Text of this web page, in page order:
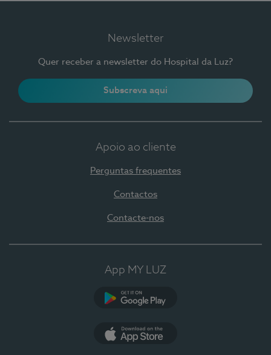
Newsletter
Quer receber a newsletter do Hospital da Luz?
Subscreva aqui
Apoio ao cliente
Perguntas frequentes
Contactos
Contacte-nos
App MY LUZ